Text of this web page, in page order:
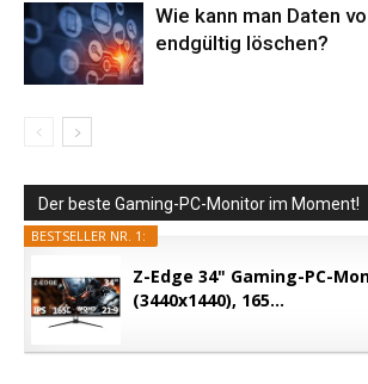
Wie kann man Daten
endgültig löschen?
Der beste Gaming-PC-Monitor im Moment!
BESTSELLER NR. 1:
Z-Edge 34" Gaming-PC-
(3440x1440), 165...